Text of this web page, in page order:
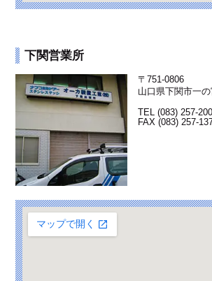
下関営業所
〒751-0806
山口県下関市一
TEL (083) 257-
FAX (083) 257-